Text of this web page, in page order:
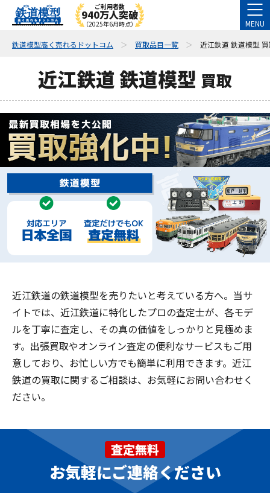
ご利用者数
940万人突破
（2025年6月時点） MENU
鉄道模型高く売れるドットコム 買取品目一覧 近江鉄道 鉄道模型
近江鉄道 鉄道模型 買取
近江鉄道の鉄道模型を売りたいと考えている方へ。当サ
イトでは、近江鉄道に特化したプロの査定士が、各モデ
ルを丁寧に査定し、その真の価値をしっかりと見極めま
す。出張買取やオンライン査定の便利なサービスもご用
意しており、お忙しい方でも簡単に利用できます。近江
鉄道の買取に関するご相談は、お気軽にお問い合わせく
ださい。
査定無料
お気軽にご連絡ください